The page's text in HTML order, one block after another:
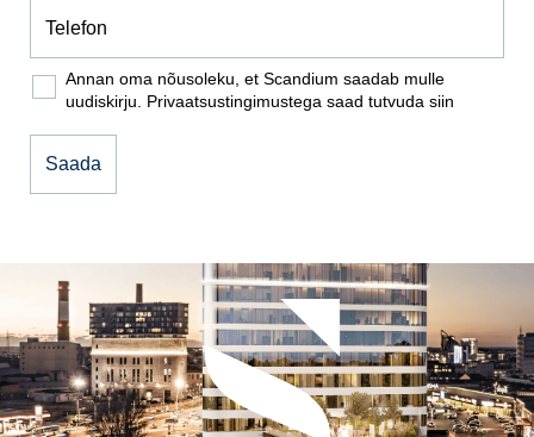
Annan oma nõusoleku, et Scandium saadab mulle
uudiskirju. Privaatsustingimustega saad tutvuda siin